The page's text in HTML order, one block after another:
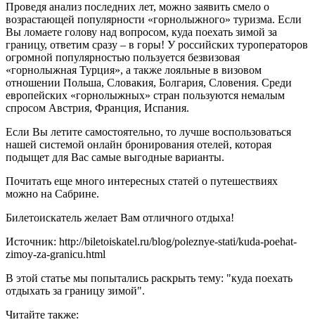
Проведя анализ последних лет, можно заявить смело о
возрастающей популярности «горнолыжного» туризма. Если
Вы ломаете голову над вопросом, куда поехать зимой за
границу, ответим сразу – в горы! У российских туроператоров
огромной популярностью пользуется безвизовая
«горнолыжная Турция», а также лояльные в визовом
отношении Польша, Словакия, Болгария, Словения. Среди
европейских «горнолыжных» стран пользуются немалым
спросом Австрия, Франция, Испания.
Если Вы летите самостоятельно, то лучше воспользоваться
нашей системой онлайн бронирования отелей, которая
подыщет для Вас самые выгодные варианты.
Почитать еще много интересных статей о путешествиях
можно на Сабрине.
Билетоискатель желает Вам отличного отдыха!
Источник: http://biletoiskatel.ru/blog/poleznye-stati/kuda-poehat-
zimoy-za-granicu.html
В этой статье мы попытались раскрыть тему: "куда поехать
отдыхать за границу зимой".
Читайте также: